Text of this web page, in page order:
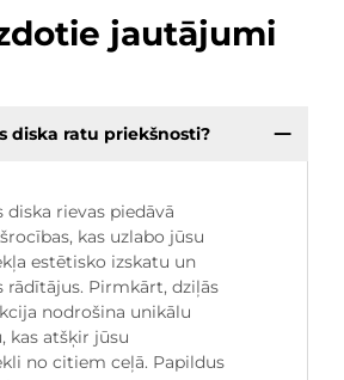
jautājumi
diska ratu priekšnosti?
diska rievas piedāvā
kas uzlabo jūsu
estētisko izskatu un
rādītājus. Pirmkārt, dziļās
nodrošina unikālu
kas atšķir jūsu
no citiem ceļā. Papildus